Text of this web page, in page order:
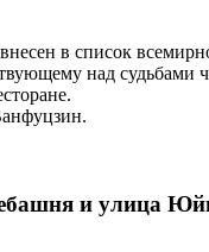
в список
над
и улица